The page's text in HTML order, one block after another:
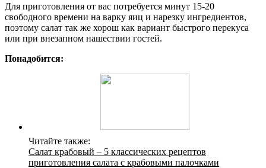
Для приготовления от вас потребуется минут 15-20
свободного времени на варку яиц и нарезку ингредиентов,
поэтому салат так же хорош как вариант быстрого перекуса
или при внезапном нашествии гостей.
Понадобится:
Читайте также:
Салат крабовый – 5 классических рецептов
приготовления салата с крабовыми палочками